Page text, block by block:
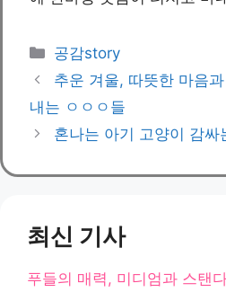
카
테
고
리
공감story
추운 겨울, 따뜻한 마음
내는 ㅇㅇㅇ들
혼나는 아기 고양이 감싸
최신 기사
푸들의 매력, 미디엄과 스탠